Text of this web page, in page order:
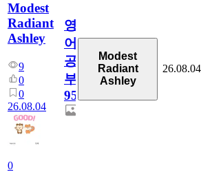
Modest
Radiant
Ashley
9
0
0
26.08.04
0
영
어
공
부
95
Modest
Radiant
Ashley
26.08.04